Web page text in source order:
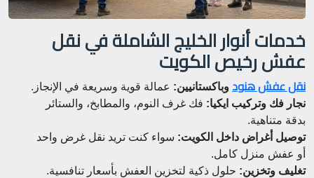
خدمات أنوار الخليج الشاملة في نقل
عفش رخيص الكويت
نقل عفش هنود وباكستانيين: عمالة قوية وسريعة في الإنجاز.
نجار فك وتركيب ايكيا: فك غرف النوم، والمطابخ، والستائر
بدقة متناهية.
توصيل أغراض داخل الكويت: سواء كنت تريد نقل غرض واحد
أو عفش منزل كامل.
تغليف وتخزين: حلول ذكية لتخزين العفش بأسعار تنافسية.